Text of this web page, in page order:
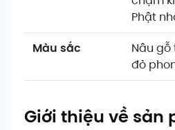
Phật
Màu sắc
Nâu gỗ
đỏ
Giới thiệu về sản